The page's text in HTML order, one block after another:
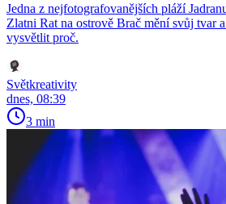
Jedna z nejfotografovanějších pláží
Zlatni Rat na ostrově Brač mění svůj tvar
vysvětlit proč.
Světkreativity
dnes, 08:39
3 min